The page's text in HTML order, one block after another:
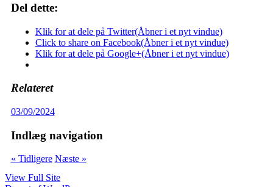
Del dette:
Klik for at dele på Twitter(Åbner i et nyt vindue)
Click to share on Facebook(Åbner i et nyt vindue)
Klik for at dele på Google+(Åbner i et nyt vindue)
Relateret
03/09/2024
Indlæg navigation
« Tidligere Næste »
View Full Site